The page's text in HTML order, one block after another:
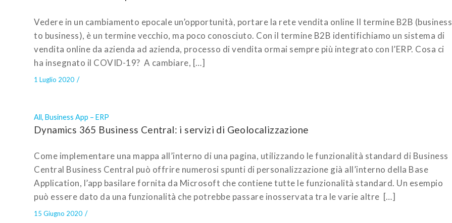
Vedere in un cambiamento epocale un’opportunità, portare la rete vendita online Il termine B2B (business
to business), è un termine vecchio, ma poco conosciuto. Con il termine B2B identifichiamo un sistema di
vendita online da azienda ad azienda, processo di vendita ormai sempre più integrato con l’ERP. Cosa ci
ha insegnato il COVID-19? A cambiare, […]
1 Luglio 2020 /
All, Business App – ERP
Dynamics 365 Business Central: i servizi di Geolocalizzazione
Come implementare una mappa all’interno di una pagina, utilizzando le funzionalità standard di Business
Central Business Central può offrire numerosi spunti di personalizzazione già all’interno della Base
Application, l’app basilare fornita da Microsoft che contiene tutte le funzionalità standard. Un esempio
può essere dato da una funzionalità che potrebbe passare inosservata tra le varie altre […]
15 Giugno 2020 /